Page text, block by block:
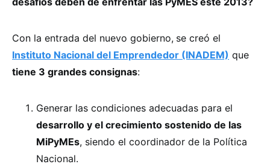
Con la entrada del nuevo gobierno, se creó el
Instituto Nacional del Emprendedor (INADEM) que
tiene 3 grandes consignas:
Generar las condiciones adecuadas para el
desarrollo y el crecimiento sostenido de las
MiPyMEs, siendo el coordinador de la Política
Nacional.